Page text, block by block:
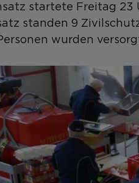
startete Freitag 23
standen 9
wurden